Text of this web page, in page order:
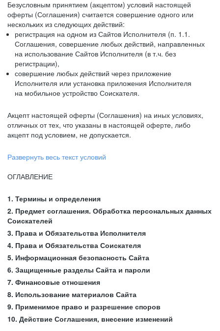
Безусловным принятием (акцептом) условий настоящей
оферты (Соглашения) считается совершение одного или
нескольких из следующих действий:
регистрация на одном из Сайтов Исполнителя (п. 1.1.
Соглашения, совершение любых действий, направленных
на использование Сайтов Исполнителя (в т.ч. без
регистрации),
совершение любых действий через приложение
Исполнителя или установка приложения Исполнителя
на мобильное устройство Соискателя.
Акцепт настоящей оферты (Соглашения) на иных условиях,
отличных от тех, что указаны в настоящей оферте, либо
акцепт под условием, не допускается.
Развернуть весь текст условий
ОГЛАВЛЕНИЕ
1. Термины и определения
2. Предмет соглашения. Обработка персональных данных
Соискателей
3. Права и Обязательства Исполнителя
4. Права и Обязательства Соискателя
5. Информационная безопасность Сайта
6. Защищенные разделы Сайта и пароли
7. Финансовые отношения
8. Использование материалов Сайта
9. Применимое право и разрешение споров
10. Действие Соглашения, внесение изменений